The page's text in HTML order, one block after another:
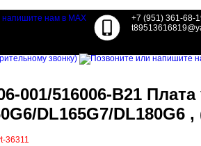
+7 (951) 361-68-
звонку)
001/516006-B21
DL165G7/DL180G6 ,
36311